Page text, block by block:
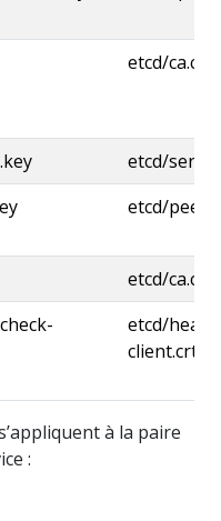
etcd/ca.crt
etcd/
etcd/
etcd/ca.crt
etcd/
client.crt
à la paire
: